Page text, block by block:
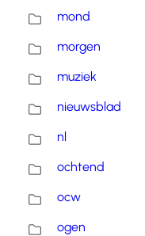
mond
morgen
muziek
nieuwsblad
nl
ochtend
ocw
ogen